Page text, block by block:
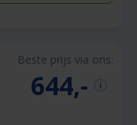
Beste prijs via ons:
644,-